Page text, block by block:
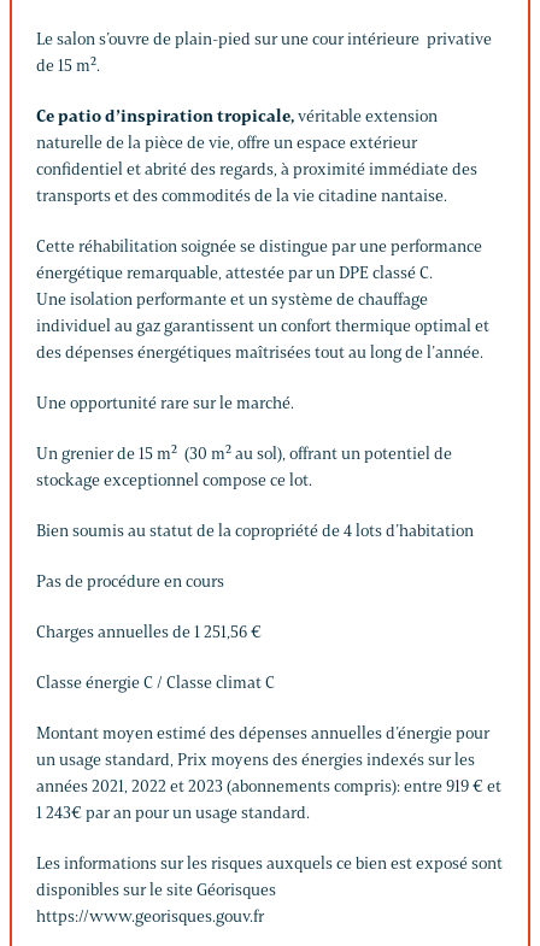
Le salon s’ouvre de plain-pied sur une cour intérieure privative
de 15 m².
Ce patio d’inspiration tropicale,véritable extension
naturelle de la pièce de vie, offre un espace extérieur
confidentiel et abrité des regards, à proximité immédiate des
transports et des commodités de la vie citadine nantaise.
Cette réhabilitation soignée se distingue par une performance
énergétique remarquable, attestée par un DPE classé C.
Une isolation performante et un système de chauffage
individuel au gaz garantissent un confort thermique optimal et
des dépenses énergétiques maîtrisées tout au long de l’année.
Une opportunité rare sur le marché.
Un grenier de 15 m² (30 m² au sol), offrant un potentiel de
stockage exceptionnel compose ce lot.
Bien soumis au statut de la copropriété de 4 lots d’habitation
Pas de procédure en cours
Charges annuelles de 1 251,56 €
Classe énergie C / Classe climat C
Montant moyen estimé des dépenses annuelles d’énergie pour
un usage standard, Prix moyens des énergies indexés sur les
années 2021, 2022 et 2023 (abonnements compris): entre 919 € et
1 243€ par an pour un usage standard.
Les informations sur les risques auxquels ce bien est exposé sont
disponibles sur le site Géorisques
https://www.georisques.gouv.fr